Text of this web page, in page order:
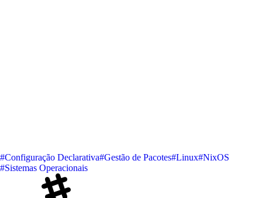
#Configuração Declarativa#Gestão de Pacotes#Linux#NixOS
#Sistemas Operacionais